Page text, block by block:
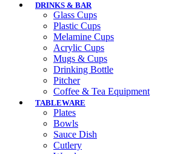
DRINKS & BAR
Glass Cups
Plastic Cups
Melamine Cups
Acrylic Cups
Mugs & Cups
Drinking Bottle
Pitcher
Coffee & Tea Equipment
TABLEWARE
Plates
Bowls
Sauce Dish
Cutlery